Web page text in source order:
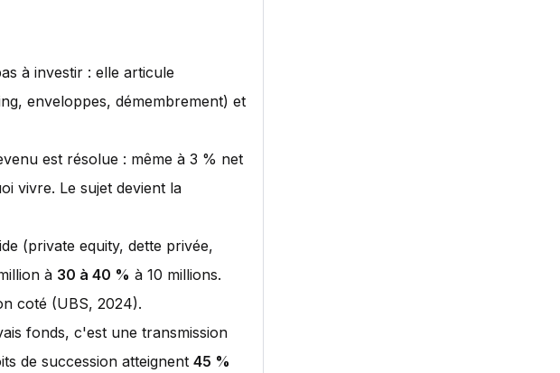
à investir : elle articule
enveloppes, démembrement) et
est résolue : même à 3 % net
vivre. Le sujet devient la
(private equity, dette privée,
à 30 à 40 % à 10 millions.
coté (UBS, 2024).
fonds, c'est une transmission
de succession atteignent 45 %